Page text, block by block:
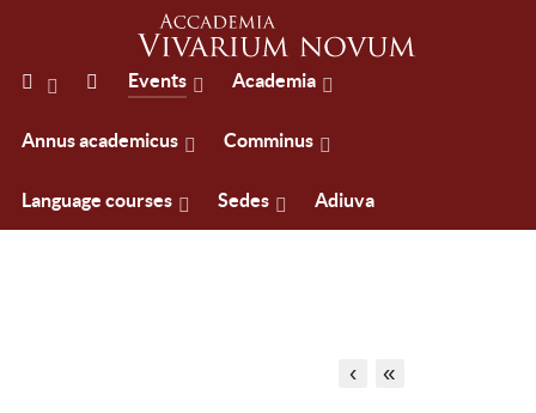
Events Academia
Annus academicus Comminus
Language courses Sedes Adiuva
‹ «